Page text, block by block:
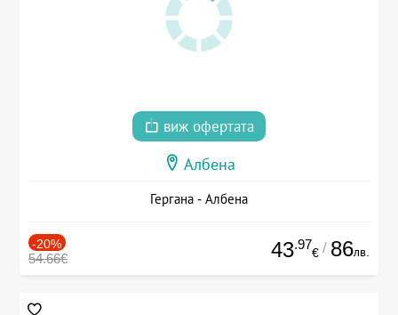
виж офертата
Албена
Гергана - Албена
-20%
54.66€ 43.97
€ / 86лв.